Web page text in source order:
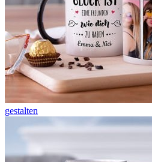
gestalten